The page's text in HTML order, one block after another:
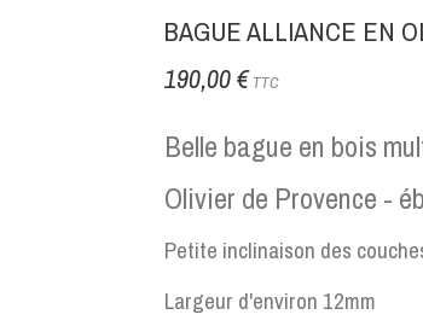
BAGUE ALLIANCE EN
190,00 € TTC
Belle bague en bois
Olivier de Provence -
Petite inclinaison des
Largeur d'environ 12mm